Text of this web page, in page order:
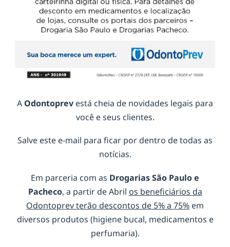
A Odontoprev está cheia de novidades legais para
você e seus clientes.
Salve este e-mail para ficar por dentro de todas as
notícias.
Em parceria com as Drogarias São Paulo e
Pacheco, a partir de Abril os beneficiários da
Odontoprev terão descontos de 5% a 75% em
diversos produtos (higiene bucal, medicamentos e
perfumaria).